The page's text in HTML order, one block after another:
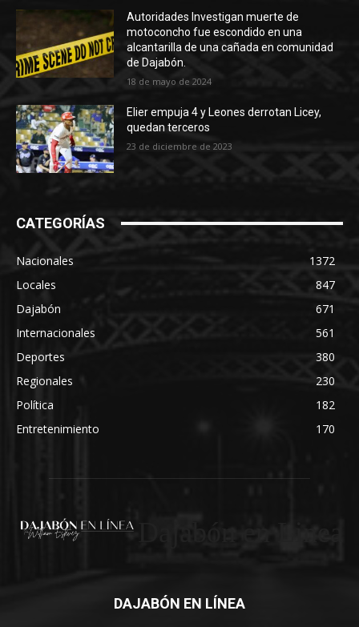
Autoridades Investigan muerte de
motoconcho fue escondido en una
alcantarilla de una cañada en comunidad
de Dajabón.
18 de mayo de 2024
Elier empuja 4 y Leones derrotan Licey,
quedan terceros
23 de diciembre de 2023
CATEGORÍAS
Nacionales
1372
Locales
847
Dajabón
671
Internacionales
561
Deportes
380
Regionales
230
Política
182
Entretenimiento
170
DAJABÓN EN LÍNEA